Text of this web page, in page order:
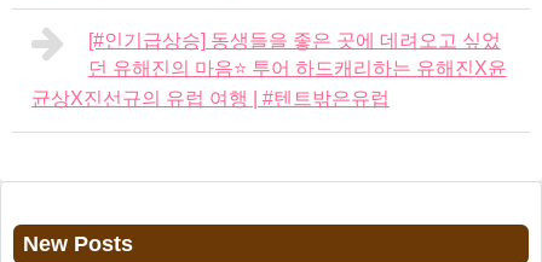
[#인기급상승] 동생들을 좋은 곳에 데려오고 싶었
던 유해진의 마음⭐️ 투어 하드캐리하는 유해진X윤
균상X진선규의 유럽 여행 | #텐트밖은유럽
New Posts